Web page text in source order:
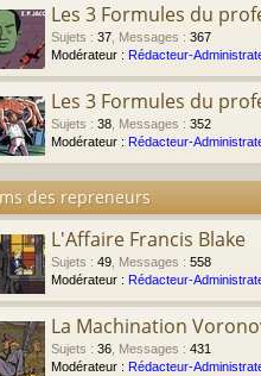
Les 3 Formules du
Sujets : 37 Messages : 367
Modérateur : Rédacteur-
Les 3 Formules du
Sujets : 38 Messages : 352
Modérateur : Rédacteur-
des repreneurs
L'Affaire Francis Blake
Sujets : 49 Messages : 558
Modérateur : Rédacteur-
La Machination
Sujets : 36 Messages : 431
Modérateur : Rédacteur-